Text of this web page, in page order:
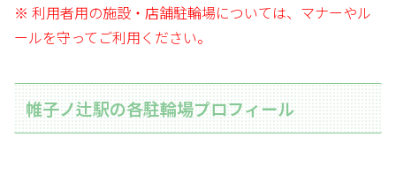
※ 利用者用の施設・店舗駐輪場については、マナーやル
ールを守ってご利用ください。
帷子ノ辻駅の各駐輪場プロフィール